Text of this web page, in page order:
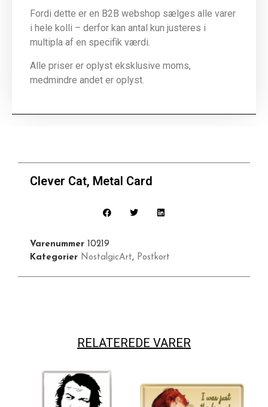
Fordi dette er en B2B webshop sælges alle varer
i hele kolli – derfor kan antal kun justeres i
multipla af en specifik værdi.
Alle priser er oplyst eksklusive moms,
medmindre andet er oplyst.
Clever Cat, Metal Card
Varenummer 10219
Kategorier NostalgicArt, Postkort
RELATEREDE VARER